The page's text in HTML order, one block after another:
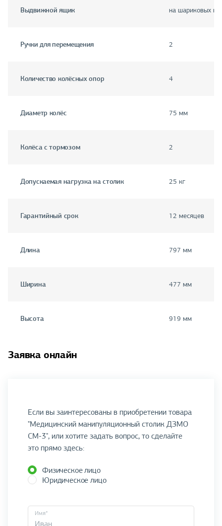
Выдвижной ящик на шариковых
Ручки для перемещения 2
Количество колёсных опор 4
Диаметр колёс 75 мм
Колёса с тормозом 2
Допускаемая нагрузка на столик 25 кг
Гарантийный срок 12 месяцев
Длина 797 мм
Ширина 477 мм
Высота 919 мм
Заявка онлайн
Если вы заинтересованы в приобретении товара
"Медицинский манипуляционный столик ДЗМО
СМ-3", или хотите задать вопрос, то сделайте
это прямо здесь:
Физическое лицо
Юридическое лицо
Имя*